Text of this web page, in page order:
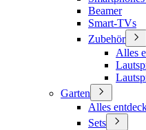
Beamer
Smart-TVs
Zubehör
Alles
Garten
Alles
Sets